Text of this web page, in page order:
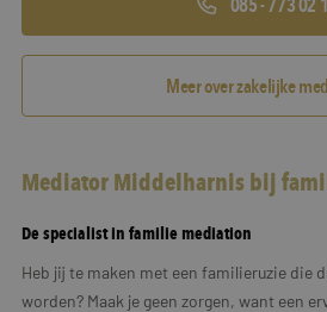
Meer over zakelijke
Mediator Middelharnis bij
De specialist in familie mediation
Heb jij te maken met een familieruzie die
worden? Maak je geen zorgen, want een